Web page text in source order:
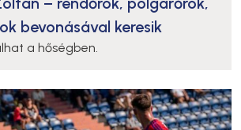
bevonásával keresik
a hőségben.